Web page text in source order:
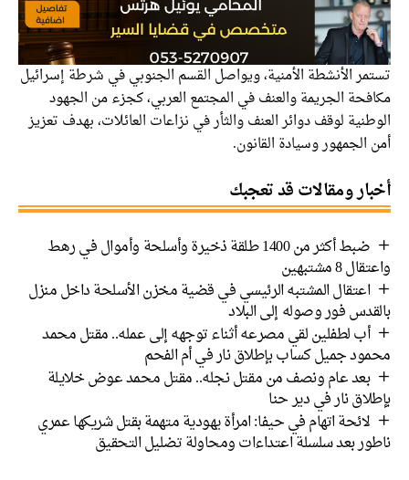
تستمر الأنشطة الأمنية، ويواصل القسم الجنوبي في شرطة إسرائيل
مكافحة الجريمة والعنف في المجتمع العربي، كجزء من الجهود
الوطنية لوقف دوائر العنف والثأر في نزاعات العائلات، بهدف تعزيز
أمن الجمهور وسيادة القانون.
أخبار ومقالات قد تعجبك
ضبط أكثر من 1400 طلقة ذخيرة وأسلحة وأموال في رهط
واعتقال 8 مشتبهين
اعتقال المشتبه الرئيسي في قضية مخزن الأسلحة داخل منزل
بالقدس فور وصوله إلى البلاد
أب لطفلين لقي مصرعه أثناء توجهه إلى عمله.. مقتل محمد
محمود جميل كساب بإطلاق نار في أم الفحم
بعد عام ونصف من مقتل نجله.. مقتل محمد عوض خلايلة
بإطلاق نار في دير حنا
لائحة اتهام في حيفا: امرأة يهودية متهمة بقتل شريكها عمري
ناطور بعد سلسلة اعتداءات ومحاولة تضليل التحقيق